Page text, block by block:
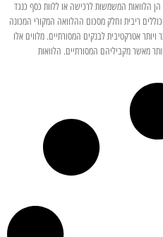
הלוואות המשמשות לרכישה או ללוות כסף כנגד
ריבית וחלק מסכום ההלוואה המקורי המכונה
אטרקטיבית לבנקים המסורתיים. מלווים אלו
מאשר מקביליהם המסורתיים. הלוואות